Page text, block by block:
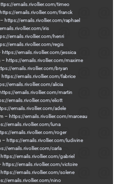
emails.rivollier.com/timeo
https://emails.rivollier.com/franck
https://emails.rivollier.com/raphael
iris
emails.rivollier.com/henri
emails.rivollier.com/regis
https://emails.rivollier.com/jessica
– https://emails.rivollier.com/maxime
emails.rivollier.com/bryan
https://emails.rivollier.com/fabrice
emails.rivollier.com/alicia
https://emails.rivollier.com/martin
emails.rivollier.com/eliott
emails.rivollier.com/adele
– https://emails.rivollier.com/marceau
emails.rivollier.com/luna
emails.rivollier.com/roger
– https://emails.rivollier.com/ludivine
emails.rivollier.com/carla
https://emails.rivollier.com/gabriel
https://emails.rivollier.com/victoire
https://emails.rivollier.com/solene
emails.rivollier.com/nino